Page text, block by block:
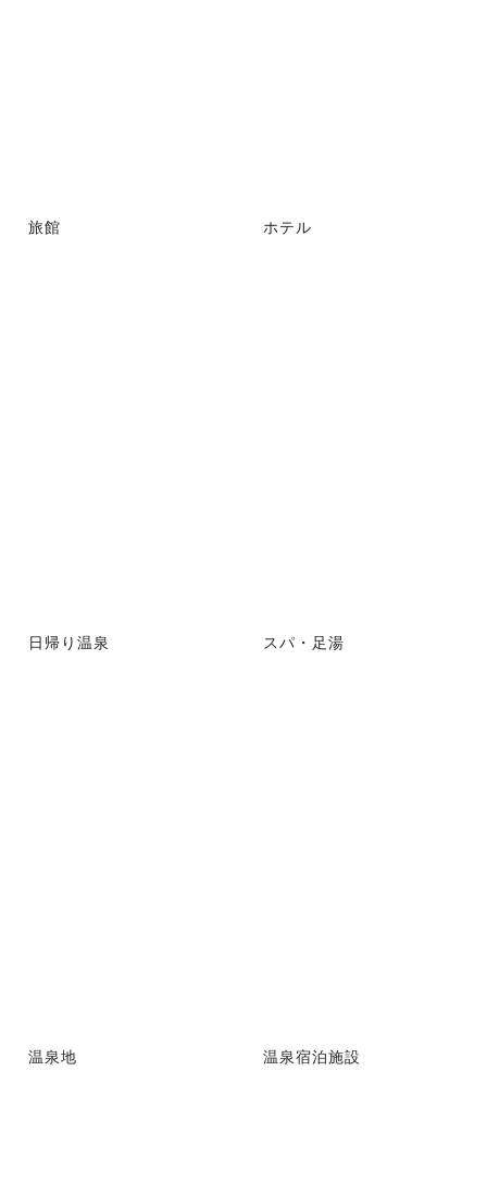
旅館 ホテル
日帰り温泉 スパ・足湯
温泉地 温泉宿泊施設